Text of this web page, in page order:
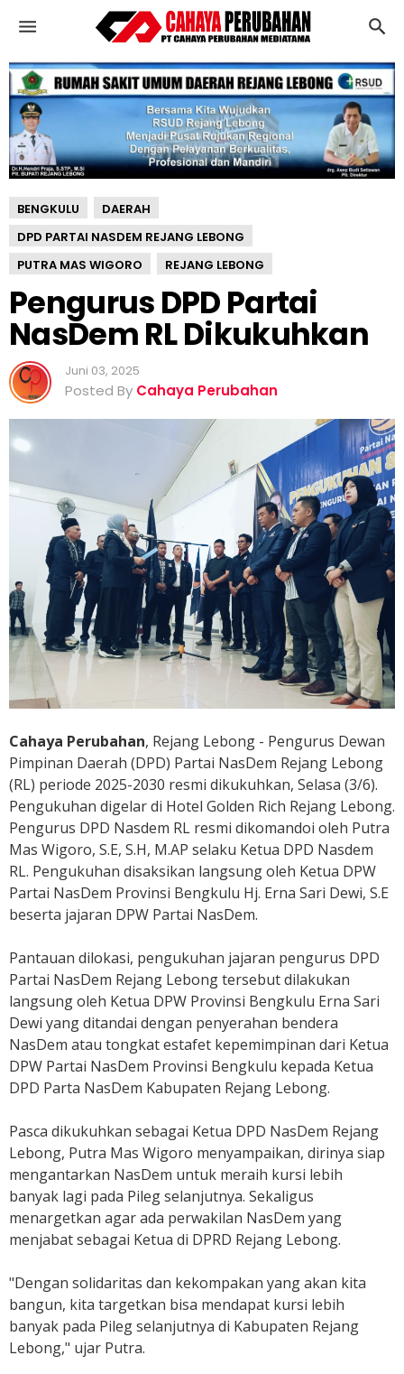
n
g
u
s
D
P
D
P
a
r
t
a
i
a
s
D
L
D
k
u
h
k
BENGKULU
DAERAH
DPD PARTAI NASDEM REJANG LEBONG
PUTRA MAS WIGORO
REJANG LEBONG
Pengurus DPD Partai
NasDem RL Dikukuhkan
Juni 03, 2025
Posted By Cahaya Perubahan
Cahaya Perubahan, Rejang Lebong - Pengurus Dewan
Pimpinan Daerah (DPD) Partai NasDem Rejang Lebong
(RL) periode 2025-2030 resmi dikukuhkan, Selasa (3/6).
Pengukuhan digelar di Hotel Golden Rich Rejang Lebong.
Pengurus DPD Nasdem RL resmi dikomandoi oleh Putra
Mas Wigoro, S.E, S.H, M.AP selaku Ketua DPD Nasdem
RL. Pengukuhan disaksikan langsung oleh Ketua DPW
Partai NasDem Provinsi Bengkulu Hj. Erna Sari Dewi, S.E
beserta jajaran DPW Partai NasDem.
Pantauan dilokasi, pengukuhan jajaran pengurus DPD
Partai NasDem Rejang Lebong tersebut dilakukan
langsung oleh Ketua DPW Provinsi Bengkulu Erna Sari
Dewi yang ditandai dengan penyerahan bendera
NasDem atau tongkat estafet kepemimpinan dari Ketua
DPW Partai NasDem Provinsi Bengkulu kepada Ketua
DPD Parta NasDem Kabupaten Rejang Lebong.
Pasca dikukuhkan sebagai Ketua DPD NasDem Rejang
Lebong, Putra Mas Wigoro menyampaikan, dirinya siap
mengantarkan NasDem untuk meraih kursi lebih
banyak lagi pada Pileg selanjutnya. Sekaligus
menargetkan agar ada perwakilan NasDem yang
menjabat sebagai Ketua di DPRD Rejang Lebong.
"Dengan solidaritas dan kekompakan yang akan kita
bangun, kita targetkan bisa mendapat kursi lebih
banyak pada Pileg selanjutnya di Kabupaten Rejang
Lebong," ujar Putra.